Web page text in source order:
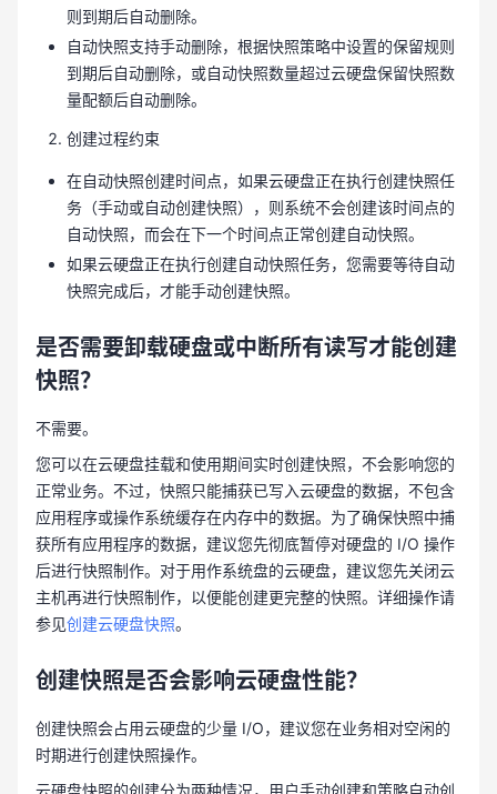
则到期后自动删除。
自动快照支持手动删除，根据快照策略中设置的保留规则
到期后自动删除，或自动快照数量超过云硬盘保留快照数
量配额后自动删除。
创建过程约束
在自动快照创建时间点，如果云硬盘正在执行创建快照任
务（手动或自动创建快照），则系统不会创建该时间点的
自动快照，而会在下一个时间点正常创建自动快照。
如果云硬盘正在执行创建自动快照任务，您需要等待自动
快照完成后，才能手动创建快照。
是否需要卸载硬盘或中断所有读写才能创建
快照？
不需要。
您可以在云硬盘挂载和使用期间实时创建快照，不会影响您的
正常业务。不过，快照只能捕获已写入云硬盘的数据，不包含
应用程序或操作系统缓存在内存中的数据。为了确保快照中捕
获所有应用程序的数据，建议您先彻底暂停对硬盘的 I/O 操作
后进行快照制作。对于用作系统盘的云硬盘，建议您先关闭云
主机再进行快照制作，以便能创建更完整的快照。详细操作请
参见创建云硬盘快照。
创建快照是否会影响云硬盘性能？
创建快照会占用云硬盘的少量 I/O，建议您在业务相对空闲的
时期进行创建快照操作。
云硬盘快照的创建分为两种情况，用户手动创建和策略自动创